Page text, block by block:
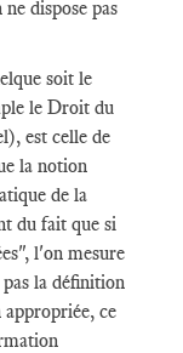
dispose pas
soit le
le Droit du
est celle de
la notion
de la
du fait que si
l'on mesure
la définition
ce